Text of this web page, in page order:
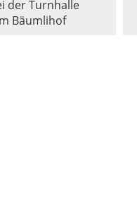
der Turnhalle
Bäumlihof